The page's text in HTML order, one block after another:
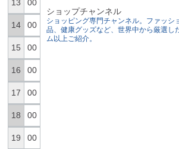
ショップチャンネル
ショッピング専門チャンネル。ファッシ
品、健康グッズなど、世界中から厳選し
ム以上ご紹介。
13 00
14 00
15 00
16 00
17 00
18 00
19 00